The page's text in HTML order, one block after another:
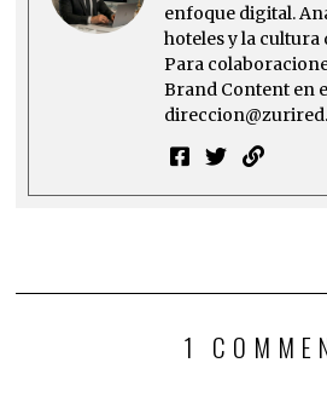
enfoque digital.
hoteles y la
Para
Brand Content en
1